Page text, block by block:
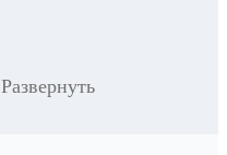
Развернуть